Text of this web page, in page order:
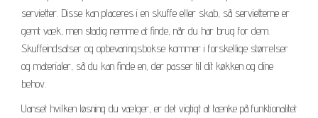
servietter. Disse kan placeres i en skuffe eller skab, så servietterne er
gemt væk, men stadig nemme at finde, når du har brug for dem.
Skuffeindsatser og opbevaringsbokse kommer i forskellige størrelser
og materialer, så du kan finde en, der passer til dit køkken og dine
behov.
Uanset hvilken løsning du vælger, er det vigtigt at tænke på funktionalitet